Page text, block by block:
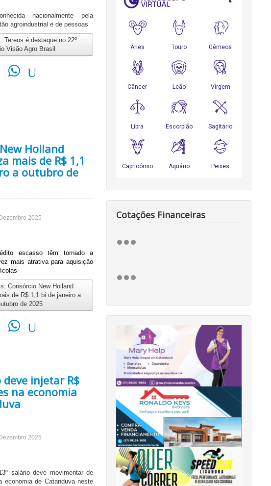
nacionalmente pela
agroindustrial e de pessoas
Tereos é destaque no 22º
Visão Agro Brasil
Holland
mais de R$ 1,1
a outubro de
2025
escasso têm tornado a
mais atrativa para aquisição
Consórcio New Holland
de R$ 1,1 bi de janeiro a
de 2025
deve injetar R$
na economia
2025
salário deve movimentar de
economia de Catanduva neste
Cotações Financeiras